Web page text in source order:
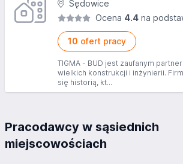
Sędowice
Ocena 4.4 na
10 ofert pracy
TIGMA - BUD jest zaufanym
wielkich konstrukcji i inżynierii.
się historią, kt...
Pracodawcy w sąsiednich
miejscowościach